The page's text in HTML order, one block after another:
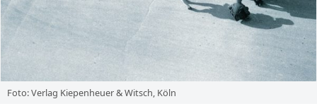
Foto: Verlag Kiepenheuer & Witsch, Köln